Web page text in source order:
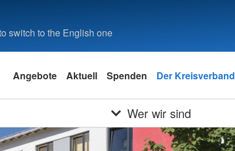
switch to the English one
Angebote Aktuell Spenden Der Kreisverband
Wer wir sind